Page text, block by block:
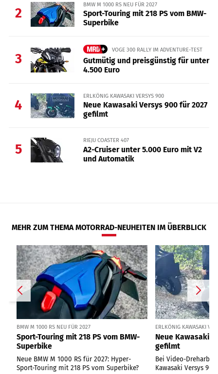
2
BMW M 1000 RS NEU FÜR 2027
Sport-Touring mit 218 PS vom BMW-
Superbike
3
VOGE 300 RALLY IM ADVENTURE-TEST
Gutmütig und preisgünstig für unter
4.500 Euro
4
ERLKÖNIG KAWASAKI VERSYS 900
Neue Kawasaki Versys 900 für 2027
gefilmt
5
RIEJU COASTER 407
A2-Cruiser unter 5.000 Euro mit V2
und Automatik
MEHR ZUM THEMA MOTORRAD-NEUHEITEN IM ÜBERBLICK
BMW M 1000 RS NEU FÜR 2027
Sport-Touring mit 218 PS vom BMW-
Superbike
Neue BMW M 1000 RS für 2027: Hyper-
Sport-Touring mit 218 PS vom Superbike?
ERLKÖNIG KAWASAKI
Neue Kawasaki
gefilmt
Bei Video-
Kawasaki Versys